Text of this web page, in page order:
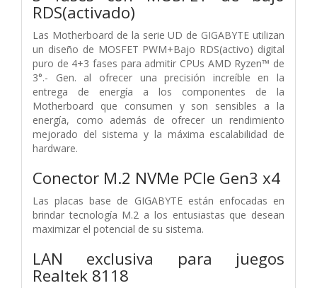
RDS(activado)
Las Motherboard de la serie UD de GIGABYTE utilizan
un diseño de MOSFET PWM+Bajo RDS(activo) digital
puro de 4+3 fases para admitir CPUs AMD Ryzen™ de
3°.- Gen. al ofrecer una precisión increíble en la
entrega de energía a los componentes de la
Motherboard que consumen y son sensibles a la
energía, como además de ofrecer un rendimiento
mejorado del sistema y la máxima escalabilidad de
hardware.
Conector M.2 NVMe PCIe Gen3 x4
Las placas base de GIGABYTE están enfocadas en
brindar tecnología M.2 a los entusiastas que desean
maximizar el potencial de su sistema.
LAN exclusiva para juegos
Realtek 8118